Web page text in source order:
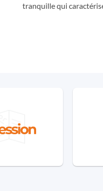
tranquille qui